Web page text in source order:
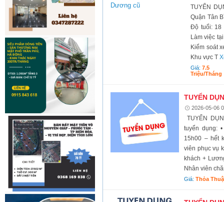
TUYỂN
Quận Tân
Độ tuổi: 18
Làm việc
Kiểm soát
Khu vực T
Giá: 7.5
Triệu/tháng
TUYỂN
2026-05-06
TUYỂN
tuyển dụng:
15h00 – hết
viên phục vụ
khách +
Nhân viên
Giá:Thỏa